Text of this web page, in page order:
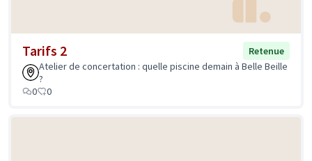
Tarifs 2
Retenue
Atelier de concertation : quelle piscine demain à Belle Beille
?
0
0